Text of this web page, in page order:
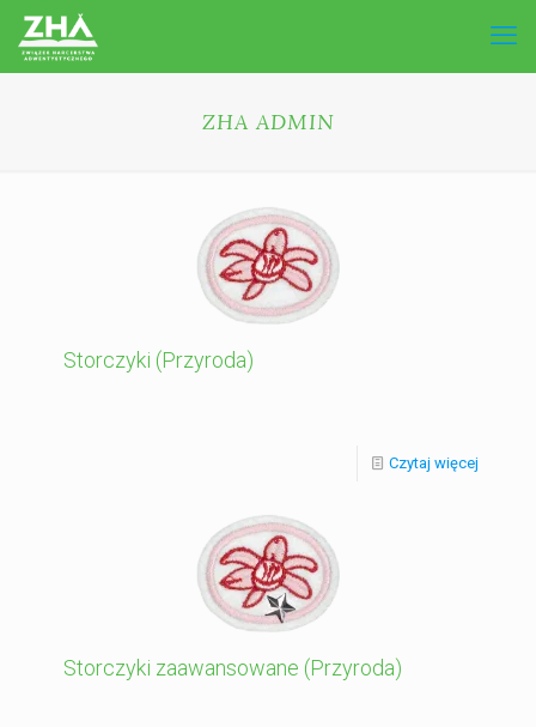
ZHA ADMIN
Storczyki (Przyroda)
Czytaj więcej
Storczyki zaawansowane (Przyroda)